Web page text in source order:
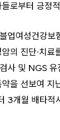
로부터 긍정
업여성건강보
의 진단∙치료
사 및 NGS
을 선보여 지
3개월 배타적